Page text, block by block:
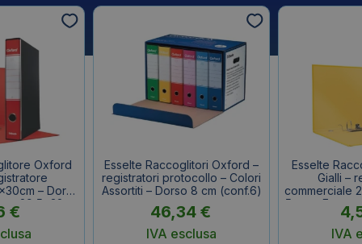
Oxford
– Dorso
29,5x32cm
€
Esselte Raccoglitori Oxford –
registratori protocollo – Colori
Assortiti – Dorso 8 cm (conf.6)
46,34 €
IVA esclusa
Esselte
Gialli –
commerciale
5 cm – F.to
IVA